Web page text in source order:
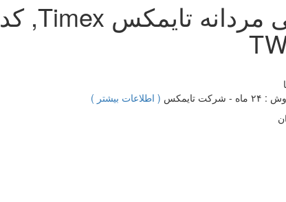
ساعت مچی مردانه تایمکس Timex, کد
: ۲۴ ماه - شرکت تایمکس
( اطلاعات بیشتر )